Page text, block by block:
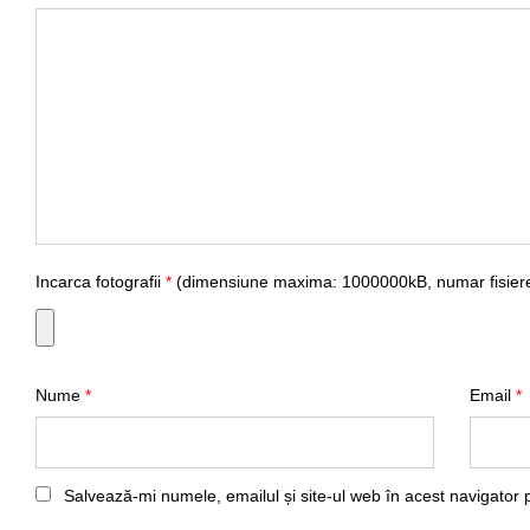
Incarca fotografii * (dimensiune maxima: 1000000kB, numar
Nume * Email *
Salvează-mi numele, emailul și site-ul web în acest